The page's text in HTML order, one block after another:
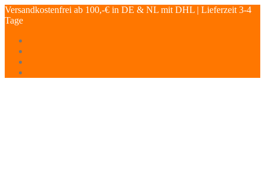
Versandkostenfrei ab 100,-€ in DE & NL mit DHL | Lieferzeit 3-4
Tage